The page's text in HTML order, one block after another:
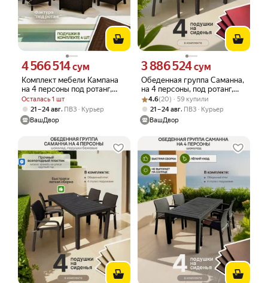
Комплект мебели Кампана
на 4 персоны под ротанг,
диван, 2 кресла, стол-
сундук, коричневый, с
подушкой шоколад
Осталась 1 шт
Цена 4566514 сум вместо
4 566 514сум
21 – 24 авг, ПВЗ
Курьер
ВашДвор
Обеденная группа Саманна,
на 4 персоны, под ротанг,
шоколад, подушки
бордовые
Цена 3886524 сум вместо
3 886 524сум
Рейтинг товара: 4.6 из 5
Оценок: (20) · 59 купили
4.6(20) · 59 купили
21 – 24 авг, ПВЗ
Курьер
ВашДвор